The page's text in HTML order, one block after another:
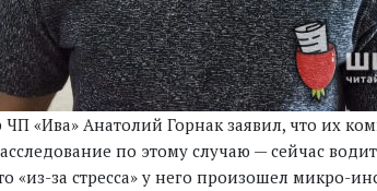
«Ива» Анатолий Горнак заявил, что их
по этому случаю — сейчас
«из-за стресса» у него произошел микро-